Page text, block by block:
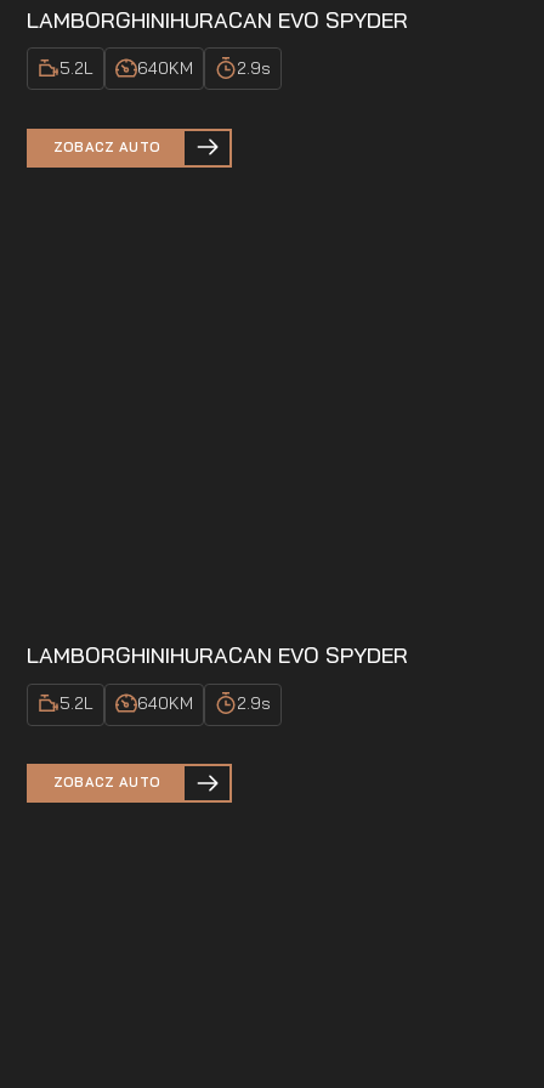
LAMBORGHINIHURACAN EVO SPYDER
5.2L 640KM 2.9s
ZOBACZ AUTO
LAMBORGHINIHURACAN EVO SPYDER
5.2L 640KM 2.9s
ZOBACZ AUTO